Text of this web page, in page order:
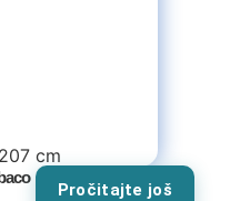
cm
Pročitajte još